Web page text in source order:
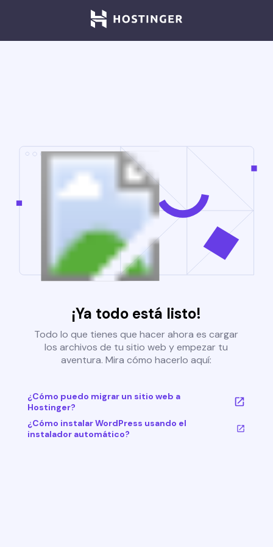
¡Ya todo está listo!
Todo lo que tienes que hacer ahora es cargar
los archivos de tu sitio web y empezar tu
aventura. Mira cómo hacerlo aquí:
¿Cómo puedo migrar un sitio web a
Hostinger?
¿Cómo instalar WordPress usando el
instalador automático?